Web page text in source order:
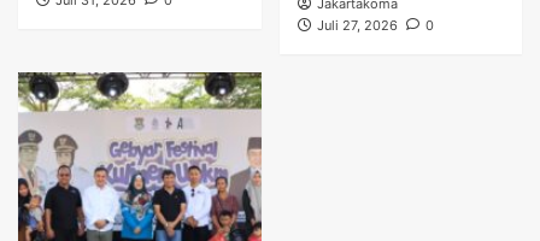
Jakartakoma
Juli 27, 2026
0